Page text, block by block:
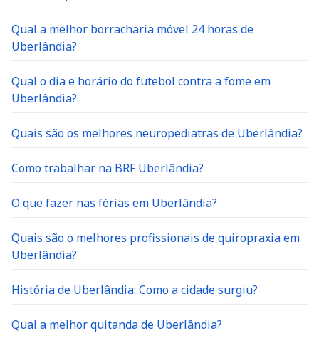
Qual a melhor borracharia móvel 24 horas de
Uberlândia?
Qual o dia e horário do futebol contra a fome em
Uberlândia?
Quais são os melhores neuropediatras de Uberlândia?
Como trabalhar na BRF Uberlândia?
O que fazer nas férias em Uberlândia?
Quais são o melhores profissionais de quiropraxia em
Uberlândia?
História de Uberlândia: Como a cidade surgiu?
Qual a melhor quitanda de Uberlândia?